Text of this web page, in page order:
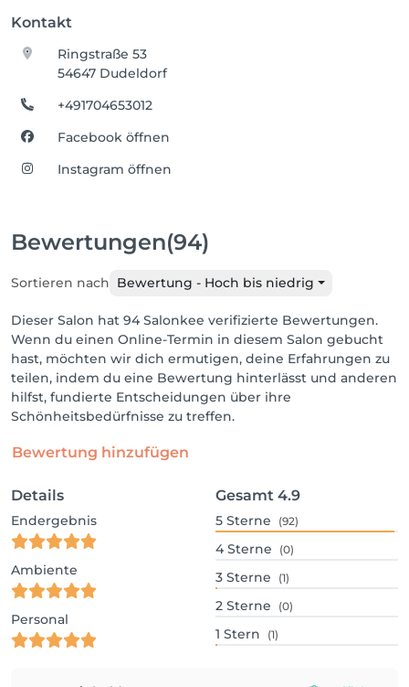
Kontakt
Ringstraße 53
54647 Dudeldorf
+491704653012
Facebook öffnen
Instagram öffnen
Bewertungen(94)
Sortieren nach Bewertung - Hoch bis niedrig
Dieser Salon hat 94 Salonkee verifizierte Bewertungen.
Wenn du einen Online-Termin in diesem Salon gebucht
hast, möchten wir dich ermutigen, deine Erfahrungen zu
teilen, indem du eine Bewertung hinterlässt und anderen
hilfst, fundierte Entscheidungen über ihre
Schönheitsbedürfnisse zu treffen.
Bewertung hinzufügen
Details
Endergebnis
Ambiente
Personal
Gesamt 4.9
5 Sterne (92)
4 Sterne (0)
3 Sterne (1)
2 Sterne (0)
1 Stern (1)